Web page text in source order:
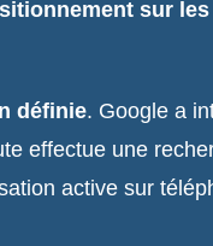
sur
définie. Google a
effectue une
active sur